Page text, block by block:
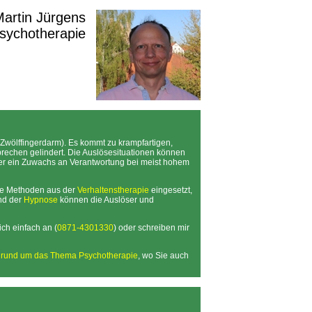
Jürgens
Es kommt zu krampfartigen,
gelindert. Die Auslösesituationen können
ein Zuwachs an Verantwortung bei meist hohem
Methoden aus der Verhaltenstherapie eingesetzt,
der Hypnose können die Auslöser und
einfach an (0871-4301330) oder schreiben mir
um das Thema Psychotherapie, wo Sie auch